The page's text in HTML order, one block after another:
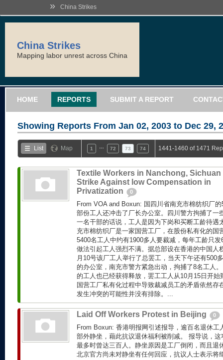
» China Strikes
China Strikes
Mapping labor unrest across China
HOME REPORTS SUBMIT A REPORT
Showing Reports From Jan 02, 2003 to Dec 29,
List Map 1 72 73 74 1441-1460 of 1471
Textile Workers in Nanchong, Sichuan
Strike Against low Compensation in
Privatization
0
From VOA and Boxun: 国四川省南充市棉纺织厂
部份工人还冲击了厂长办公室。四川警方拘捕了一
一名干部的话说，工人是因为下岗和买断工龄待遇
充市棉纺织厂是一家国营工厂，在股份私有化的国
5400名工人中约有1900多人要裁减，每年工龄只
做法引起工人强烈不满。据总部设在香港的中国人
月10号该厂工人举行了总罢工，当天下午还有500
的办公室，南充市警方紧急出动，拘捕了8名工人
的工人也已经获得释放，罢工工人从10月15日开
国营工厂私有化过程中导致裁减员工的矛盾依然存
发生冲突的可能性并没有排除。...
Laid Off Workers Protest in Beijing 0
From Boxun: 香港明报网引述报导，逾百名退休工
部外静坐，藉此抗议退休福利被削减。 报导说，
最多时曾达三百人。静坐原因是工厂倒闭，而且退
北京官方尚未对静坐有任何回应，抗议人士表示将